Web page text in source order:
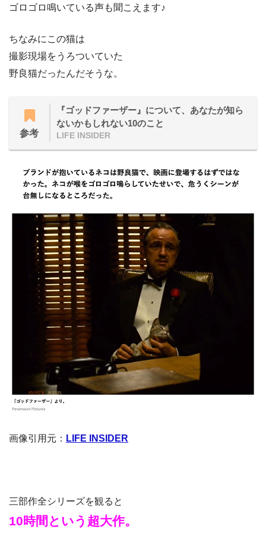
ゴロゴロ鳴いている声も聞こえます♪
ちなみにこの猫は
撮影現場をうろついていた
野良猫だったんだそうな。
参考
『ゴッドファーザー』について、あなたが知ら
ないかもしれない10のこと
LIFE INSIDER
画像引用元： LIFE INSIDER
三部作全シリーズを観ると
10時間という超大作。